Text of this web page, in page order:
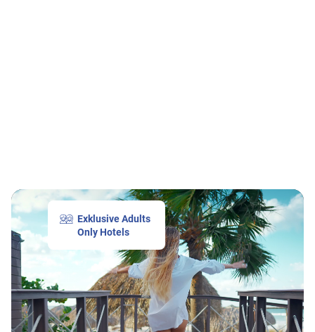
Exklusive Adults
Only Hotels